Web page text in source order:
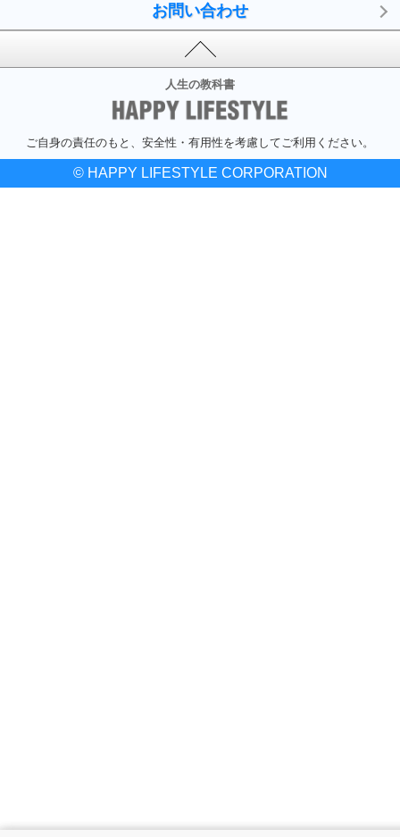
お問い合わせ
人生の教科書
ご自身の責任のもと、安全性・有用性を考慮してご利用ください。
© HAPPY LIFESTYLE CORPORATION